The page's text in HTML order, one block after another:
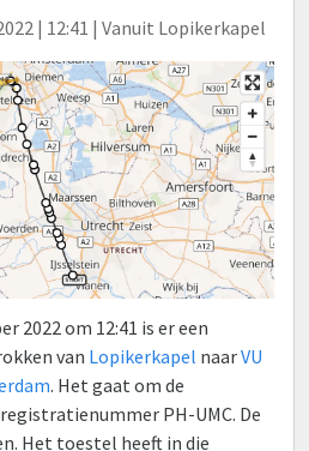
| 12:41 | Vanuit Lopikerkapel
2022 om 12:41 is er een
van Lopikerkapel naarVU
. Het gaat om de
PH-UMC. De
Het toestel heeft in die